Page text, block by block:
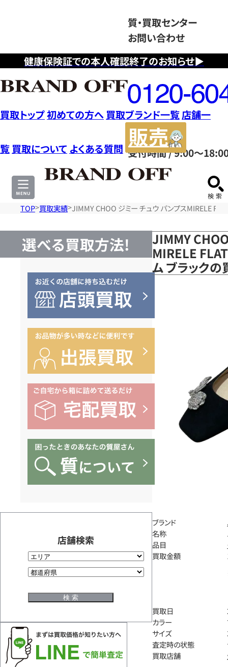
健康保険証での本人確認終了のお知らせ▶
質・買取センター
お問い合わせ
フ
リ
ー
ダ
イ
ヤ
ル
0120604117
受付時間 / 9:00～
買取トップ初めての方へ 買取ブランド一覧店舗一
覧 買取について よくある質問
サ
TOP 買取実績 JIMMY CHOO ジミー チュウ パンプスMIRELE
選べる買取方法!
店舗検索
JIMMY
MIRELE
ム ブラック
ブランド
名称
品目
買取金額
買取日
カラー
サイズ
査定時の状態
買取店舗